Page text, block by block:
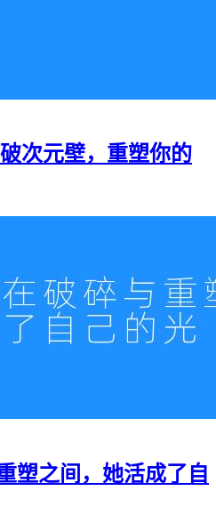
次元壁，重塑你的
塑之间，她活成了自